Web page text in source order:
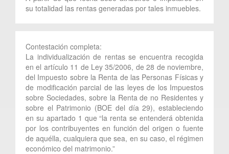
su totalidad las rentas generadas por tales inmuebles.
Contestación completa:
La individualización de rentas se encuentra recogida
en el artículo 11 de Ley 35/2006, de 28 de noviembre,
del Impuesto sobre la Renta de las Personas Físicas y
de modificación parcial de las leyes de los Impuestos
sobre Sociedades, sobre la Renta de no Residentes y
sobre el Patrimonio (BOE del día 29), estableciendo
en su apartado 1 que “la renta se entenderá obtenida
por los contribuyentes en función del origen o fuente
de aquélla, cualquiera que sea, en su caso, el régimen
económico del matrimonio.”